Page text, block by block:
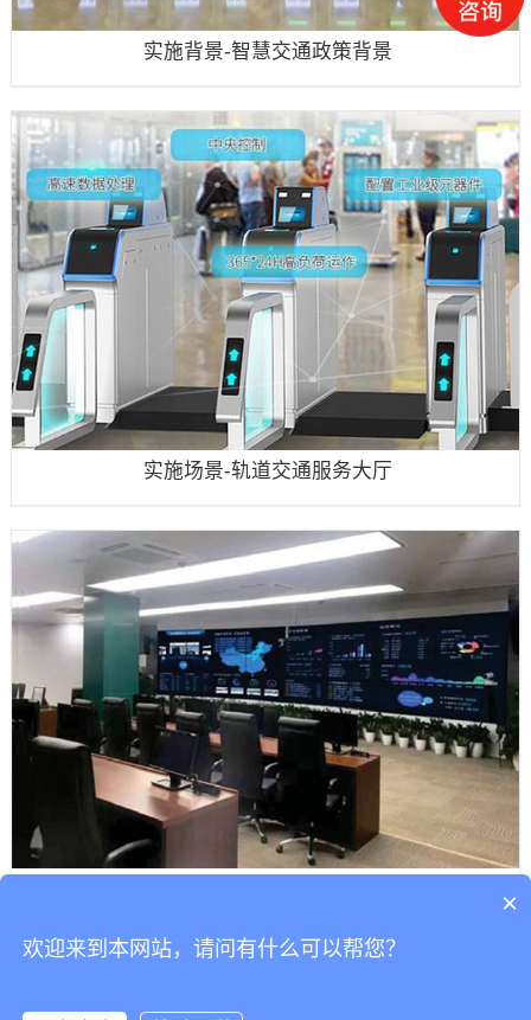
实施背景-智慧交通政策背景
实施场景-轨道交通服务大厅
×
欢迎来到本网站，请问有什么可以帮您？